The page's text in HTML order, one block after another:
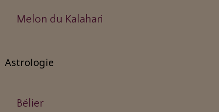
Melon du Kalahari
Astrologie
Bélier